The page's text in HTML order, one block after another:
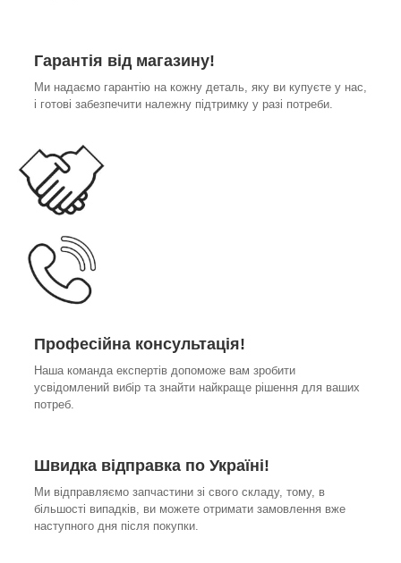
Гарантія від магазину!
Ми надаємо гарантію на кожну деталь, яку ви купуєте у нас,
і готові забезпечити належну підтримку у разі потреби.
Професійна консультація!
Наша команда експертів допоможе вам зробити
усвідомлений вибір та знайти найкраще рішення для ваших
потреб.
Швидка відправка по Україні!
Ми відправляємо запчастини зі свого складу, тому, в
більшості випадків, ви можете отримати замовлення вже
наступного дня після покупки.